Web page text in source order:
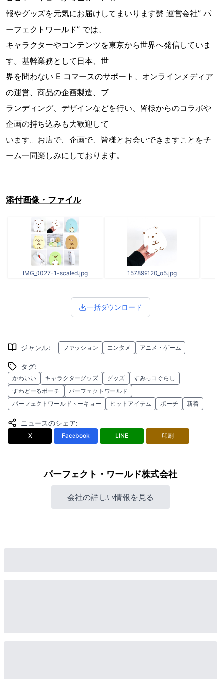
報やグッズを元気にお届けしてまいります㽈 運営会社” パ
ーフェクトワールド” では、
キャラクターやコンテンツを東京から世界へ発信していま
す。基幹業務として日本、世
界を問わない E コマースのサポート、オンラインメディア
の運営、商品の企画製造、ブ
ランディング、デザインなどを行い、皆様からのコラボや
企画の持ち込みも大歓迎して
います。お店で、企画で、皆様とお会いできますことをチ
ーム一同楽しみにしております。
添付画像・ファイル
IMG_0027-1-scaled.jpg 157899120_o5.jpg
一括ダウンロード
ジャンル: ファッション エンタメ アニメ・ゲーム
タグ:
かわいい キャラクターグッズ グッズ
すみっコぐらし
すわどーるポーチ
パーフェクトワールド
パーフェクトワールドトーキョー
ヒットアイテム ポーチ 新着
ニュースのシェア:
X Facebook LINE 印刷
パーフェクト・ワールド株式会社
会社の詳しい情報を見る